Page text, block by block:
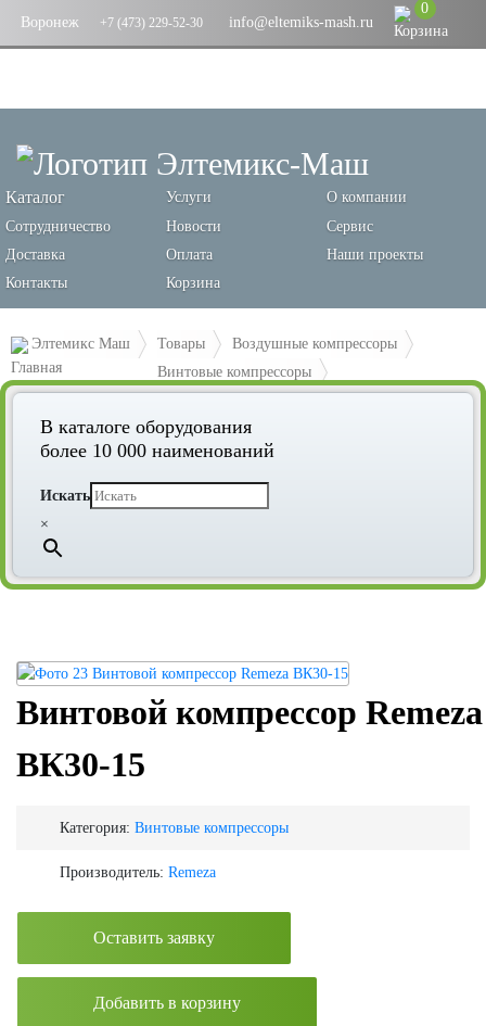
Воронеж +7 (473) 229-52-30 info@eltemiks-mash.ru
0
Каталог Услуги
О компании
Сотрудничество
Новости
Сервис
Доставка
Оплата
Наши проекты
Контакты
Корзина
Элтемикс Маш Товары
Воздушные компрессоры
Винтовые компрессоры
Винтовой компрессор Remeza ВК30-15
В каталоге оборудования
более 10 000 наименований
Искать
×
Винтовой компрессор Remeza
ВК30-15
Категория: Винтовые компрессоры
Производитель: Remeza
Оставить заявку
Добавить в корзину